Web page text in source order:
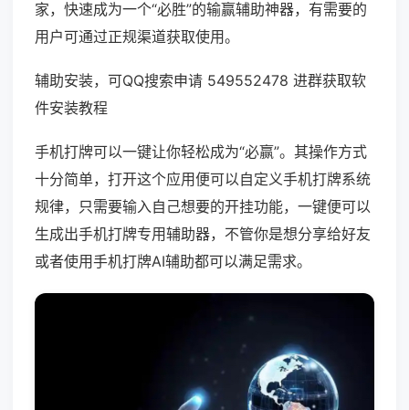
家，快速成为一个“必胜”的输赢辅助神器，有需要的
用户可通过正规渠道获取使用。
辅助安装，可QQ搜索申请 549552478 进群获取软
件安装教程
手机打牌可以一键让你轻松成为“必赢”。其操作方式
十分简单，打开这个应用便可以自定义手机打牌系统
规律，只需要输入自己想要的开挂功能，一键便可以
生成出手机打牌专用辅助器，不管你是想分享给好友
或者使用手机打牌AI辅助都可以满足需求。